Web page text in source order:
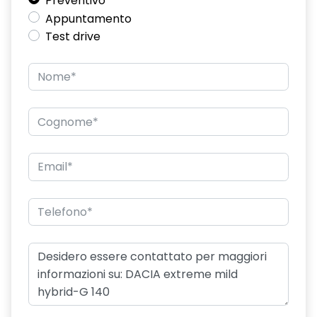
Emergency call soggetto alla disponibilità di rete
compatibile 2G/3G o 4G/5G in base al veicolo
Freno di stazionamento elettrico
Gestione intelligente dei consumi
HARM07
Kit gonfiaggio pneumatici
Nuovo Media Nav Live navigazione connessa con traffico in
tempo reale + 3D Arkamys®
60/40
Pneumatici estivi
Retrovisori esterni in tinta rame
Appuntamento
Test drive